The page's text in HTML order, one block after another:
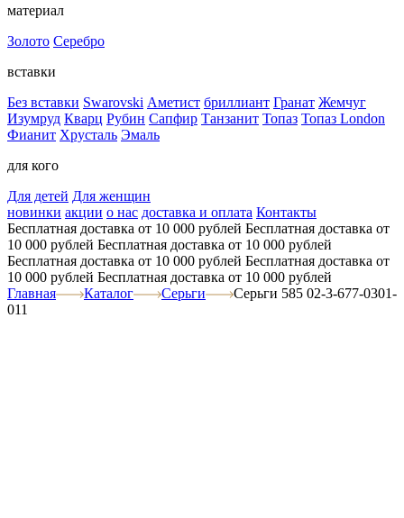
материал
Золото Серебро
вставки
Без вставки Swarovski Аметист бриллиант Гранат Жемчуг
Изумруд Кварц Рубин Сапфир Танзанит Топаз Топаз London
Фианит Хрусталь Эмаль
для кого
Для детей Для женщин
новинки акции о нас доставка и оплата Контакты
Бесплатная доставка от 10 000 рублей Бесплатная доставка от
10 000 рублей Бесплатная доставка от 10 000 рублей
Бесплатная доставка от 10 000 рублей Бесплатная доставка от
10 000 рублей Бесплатная доставка от 10 000 рублей
Главная
Каталог Серьги
Серьги 585 02-3-677-0301-
011